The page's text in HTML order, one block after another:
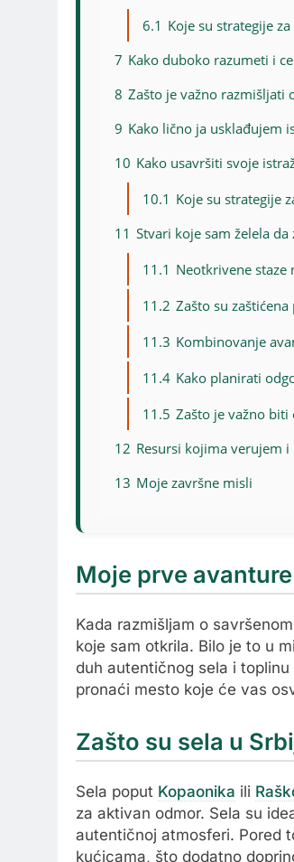
6.1 Koje su strategije
7 Kako duboko razumeti i
8 Zašto je važno razmišljati
9 Kako lično ja usklađujem
10 Kako usavršiti svoje
10.1 Koje su strategije
11 Stvari koje sam želela
11.1 Neotkrivene staze
11.2 Zašto su
11.3 Kombinovanje
11.4 Kako planirati
11.5 Zašto je važno
12 Resursi kojima verujem
13 Moje završne misli
Moje prve
Kada razmišljam o
koje sam otkrila. Bilo je to u
duh autentičnog sela i
pronaći mesto koje će vas
Zašto su sela u
Sela poput Kopaonika ili
za aktivan odmor. Sela su
autentičnoj atmosferi. Pored
kućicama, što dodatno